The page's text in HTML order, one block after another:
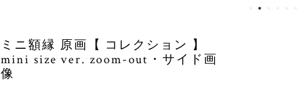
ミニ額縁 原画【 コレクション 】
mini size ver. zoom-out・サイド画
像